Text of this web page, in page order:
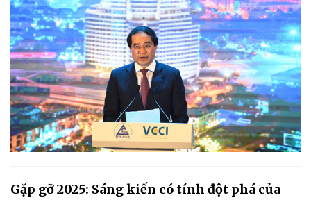
Gặp gỡ 2025: Sáng kiến có tính đột phá của